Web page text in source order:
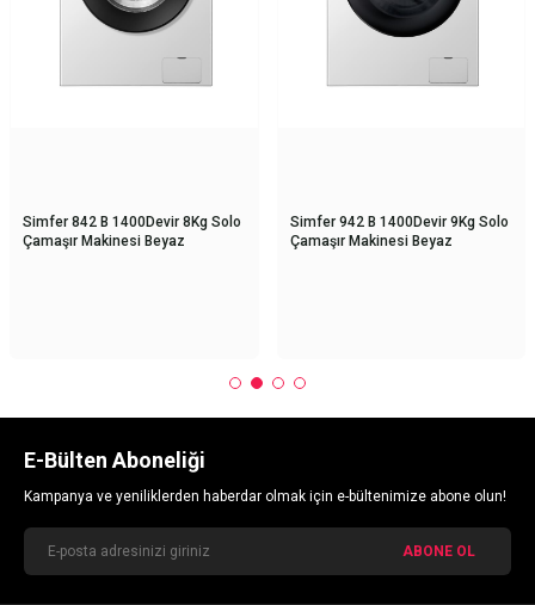
Simfer 842 B 1400Devir 8Kg Solo
Çamaşır Makinesi Beyaz
Simfer 942 B 1400Devir 9Kg Solo
Çamaşır Makinesi Beyaz
E-Bülten Aboneliği
Kampanya ve yeniliklerden haberdar olmak için e-bültenimize abone olun!
ABONE OL